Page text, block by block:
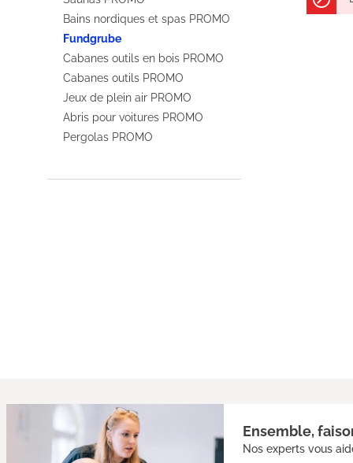
Bains nordiques et spas PROMO
Fundgrube
Cabanes outils en bois PROMO
Cabanes outils PROMO
Jeux de plein air PROMO
Abris pour voitures PROMO
Pergolas PROMO
Ensemble,
Nos experts vous